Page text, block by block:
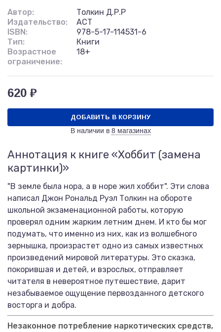
Автор:
Толкин Д.Р.Р
Издательство:
АСТ
ISBN:
978-5-17-114531-6
Тип:
Книги
Возрастное
ограничение:
18+
620 ₽
ДОБАВИТЬ В КОРЗИНУ
В наличии в 8 магазинах
Аннотация к книге «Хоббит (замена
картинки)»
"В земле была нора, а в норе жил хоббит". Эти слова
написал Джон Рональд Руэл Толкин на обороте
школьной экзаменационной работы, которую
проверял одним жарким летним днем. И кто бы мог
подумать, что именно из них, как из волшебного
зернышка, произрастет одно из самых известных
произведений мировой литературы. Это сказка,
покорившая и детей, и взрослых, отправляет
читателя в невероятное путешествие, дарит
незабываемое ощущение первозданного детского
восторга и добра.
Незаконное потребление наркотических средств,